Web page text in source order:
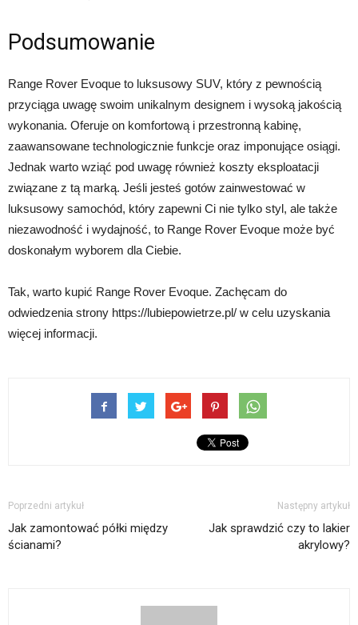
Podsumowanie
Range Rover Evoque to luksusowy SUV, który z pewnością
przyciąga uwagę swoim unikalnym designem i wysoką jakością
wykonania. Oferuje on komfortową i przestronną kabinę,
zaawansowane technologicznie funkcje oraz imponujące osiągi.
Jednak warto wziąć pod uwagę również koszty eksploatacji
związane z tą marką. Jeśli jesteś gotów zainwestować w
luksusowy samochód, który zapewni Ci nie tylko styl, ale także
niezawodność i wydajność, to Range Rover Evoque może być
doskonałym wyborem dla Ciebie.
Tak, warto kupić Range Rover Evoque. Zachęcam do
odwiedzenia strony https://lubiepowietrze.pl/ w celu uzyskania
więcej informacji.
Poprzedni artykuł
Jak zamontować półki między
ścianami?
Następny artykuł
Jak sprawdzić czy to lakier
akrylowy?